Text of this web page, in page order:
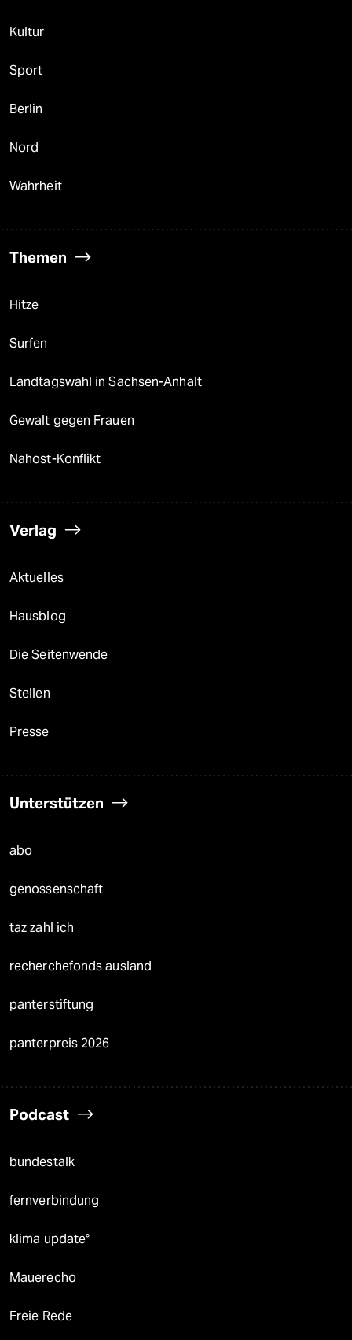
Kultur
Sport
Berlin
Nord
Wahrheit
Themen
Hitze
Surfen
Landtagswahl in Sachsen-Anhalt
Gewalt gegen Frauen
Nahost-Konflikt
Verlag
Aktuelles
Hausblog
Die Seitenwende
Stellen
Presse
Unterstützen
abo
genossenschaft
taz zahl ich
recherchefonds ausland
panterstiftung
panterpreis 2026
Podcast
bundestalk
fernverbindung
klima update°
Mauerecho
Freie Rede